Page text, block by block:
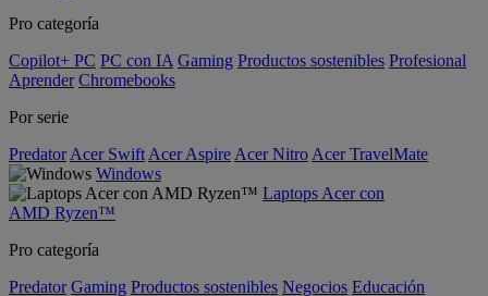
Pro categoría
Copilot+ PC PC con IA Gaming Productos sostenibles Profesional
Aprender Chromebooks
Por serie
Predator Acer Swift Acer Aspire Acer Nitro Acer TravelMate
Windows
Laptops Acer con
AMD Ryzen™
Pro categoría
Predator Gaming Productos sostenibles Negocios Educación